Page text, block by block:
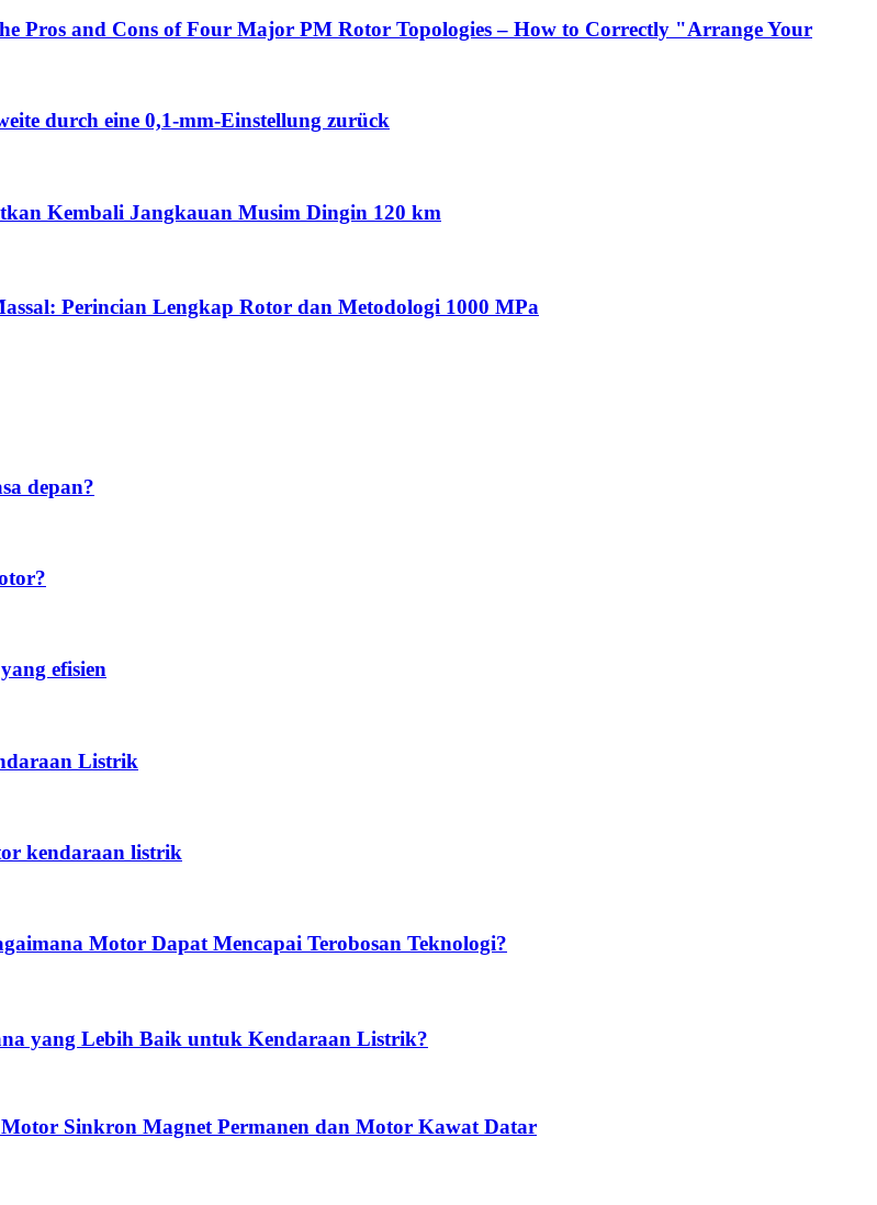
Pros and Cons of Four Major PM Rotor Topologies – How to Correctly "Arrange Your
durch eine 0,1-mm-Einstellung zurück
Kembali Jangkauan Musim Dingin 120 km
Perincian Lengkap Rotor dan Metodologi 1000 MPa
depan?
efisien
Listrik
kendaraan listrik
Motor Dapat Mencapai Terobosan Teknologi?​
yang Lebih Baik untuk Kendaraan Listrik?
Sinkron Magnet Permanen dan Motor Kawat Datar